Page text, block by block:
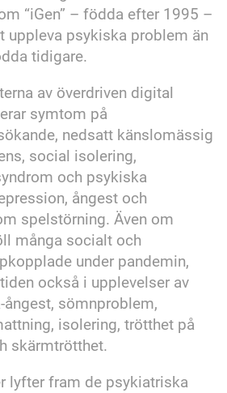
“iGen” – födda efter 1995 –
uppleva psykiska problem än
tidigare.
av överdriven digital
symtom på
nedsatt känslomässig
social isolering,
och psykiska
ångest och
spelstörning. Även om
många socialt och
under pandemin,
också i upplevelser av
sömnproblem,
isolering, trötthet på
skärmtrötthet.
lyfter fram de psykiatriska